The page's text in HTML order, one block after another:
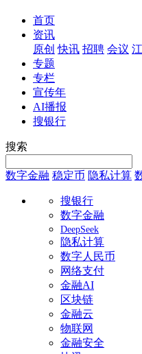
首页
资讯
原创 快讯 招聘 会议
专题
专栏
宣传年
AI播报
搜银行
搜索
数字金融 稳定币 隐私计算
搜银行
数字金融
DeepSeek
隐私计算
数字人民币
网络支付
金融AI
区块链
金融云
物联网
金融安全